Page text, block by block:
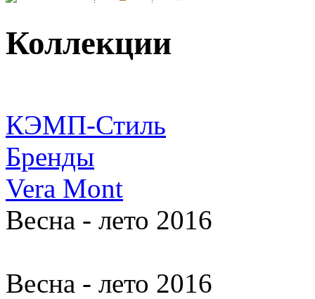
Коллекции
КЭМП-Стиль
Бренды
Vera Mont
Весна - лето 2016
Весна - лето 2016